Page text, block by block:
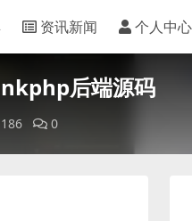
资讯新闻 个人中心
后端源码
186 0